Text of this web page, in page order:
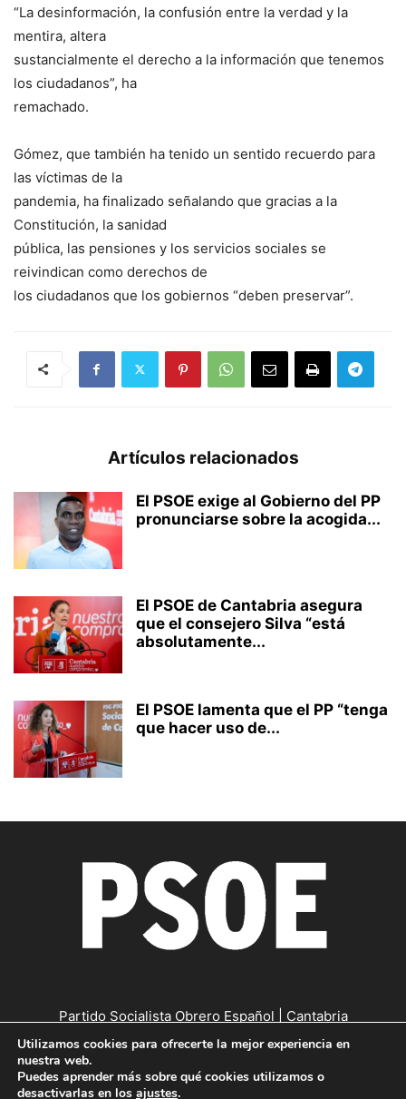
“La desinformación, la confusión entre la verdad y la
mentira, altera
sustancialmente el derecho a la información que tenemos
los ciudadanos”, ha
remachado.
Gómez, que también ha tenido un sentido recuerdo para
las víctimas de la
pandemia, ha finalizado señalando que gracias a la
Constitución, la sanidad
pública, las pensiones y los servicios sociales se
reivindican como derechos de
los ciudadanos que los gobiernos “deben preservar”.
Artículos relacionados
El PSOE exige al Gobierno del PP
pronunciarse sobre la acogida...
El PSOE de Cantabria asegura
que el consejero Silva “está
absolutamente...
El PSOE lamenta que el PP “tenga
que hacer uso de...
Partido Socialista Obrero Español | Cantabria
Contáctanos:cantabria@psc-psoe.es
Utilizamos cookies para ofrecerte la mejor experiencia en
nuestra web.
Puedes aprender más sobre qué cookies utilizamos o
desactivarlas en los ajustes.